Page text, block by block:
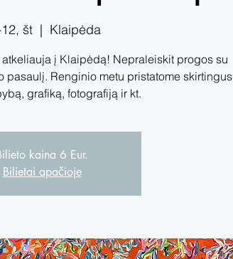
št
  |
Klaipėda
į Klaipėdą! Nepraleiskit progos su
pasaulį. Renginio metu pristatome skirtingus
grafiką, fotografiją ir kt.
kaina 6 Eur.
Bilietai apačioje